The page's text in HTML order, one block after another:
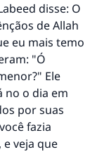
disse: O
de Allah
eu mais temo
"Ó
Ele
no o dia em
por suas
fazia
veja que